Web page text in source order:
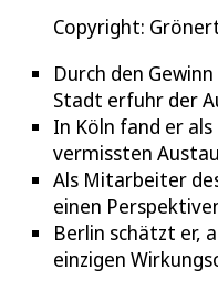
Copyright:
Durch den
Stadt erfuhr der
In Köln fand er
vermissten
Als Mitarbeiter
einen
Berlin schätzt er,
einzigen